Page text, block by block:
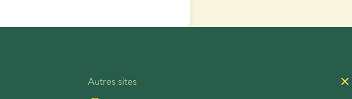
Autres sites